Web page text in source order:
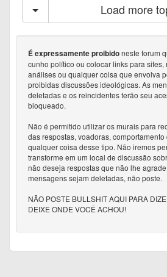
Load more
É expressamente proibidoneste forum
cunho político ou colocar links para sites,
análises ou qualquer coisa que envolva
proibidas discussões ideológicas. As
deletadas e os reincidentes terão seu
bloqueado.
Não é permitido utilizar os murais para
das respostas, voadoras,
qualquer coisa desse tipo. Não iremos
transforme em um local de discussão
não deseja respostas que não lhe
mensagens sejam deletadas, não poste.
NÃO POSTE BULLSHIT AQUI PARA
DEIXE ONDE VOCÊ ACHOU!